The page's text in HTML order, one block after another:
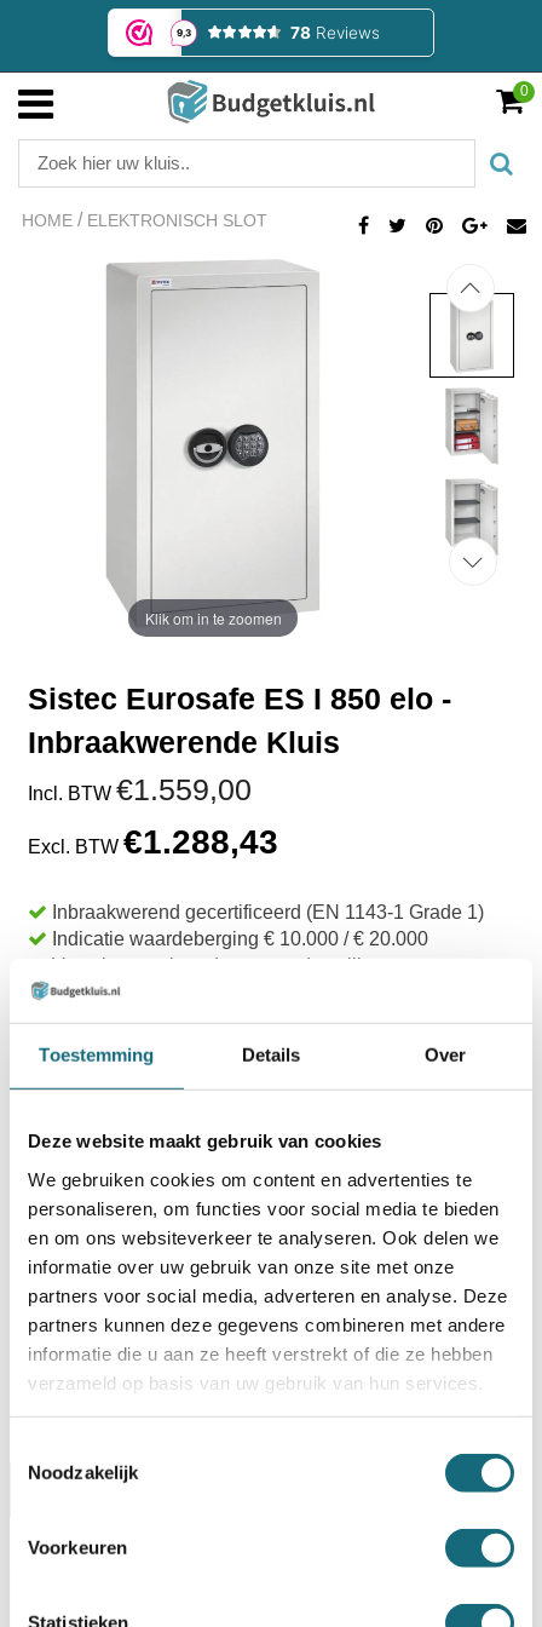
Toestemming Details Over
Deze website maakt gebruik van cookies
We gebruiken cookies om content en advertenties te
personaliseren, om functies voor social media te bieden
en om ons websiteverkeer te analyseren. Ook delen we
informatie over uw gebruik van onze site met onze
partners voor social media, adverteren en analyse. Deze
partners kunnen deze gegevens combineren met andere
informatie die u aan ze heeft verstrekt of die ze hebben
verzameld op basis van uw gebruik van hun services.
Noodzakelijk
Voorkeuren
Statistieken
0
HOME / ELEKTRONISCH SLOT
Klik om in te zoomen
Sistec Eurosafe ES I 850 elo -
Inbraakwerende Kluis
Incl. BTW €1.559,00
Excl. BTW €1.288,43
Inbraakwerend gecertificeerd (EN 1143-1 Grade 1)
Indicatie waardeberging € 10.000 / € 20.000
Voorzien van brandvertragende vulling
EN 1300 gecertificeerd slot
Legborden in hoogte verstelbaar
Uit voorraad leverbaar
BESTELLEN OP REKENING
Op voorraad? Besteld voor 14:30 uur,dezelfde werkdag
verstuurd!
toevoegen aan het totaalbedrag
Omschrijving
Alternatieven